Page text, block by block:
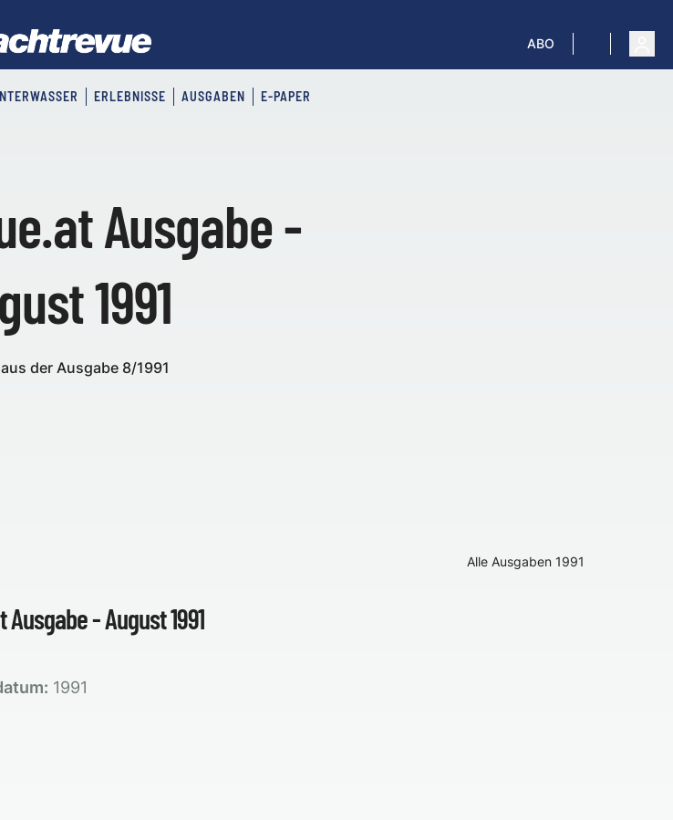
ABO
ERLEBNISSE AUSGABEN E-PAPER
Ausgabe -
1991
der Ausgabe 8/1991
Alle Ausgaben 1991
- August 1991
1991